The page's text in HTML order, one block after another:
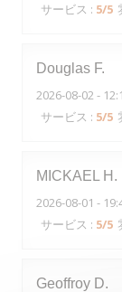
サービス : 5/5
Douglas F
2026-08-02 -
サービス : 5/5
MICKAEL H
2026-08-01 -
サービス : 5/5
Geoffroy D